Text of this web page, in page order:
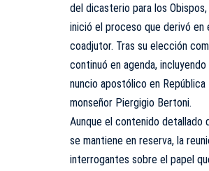
del dicasterio para los
inició el proceso que derivó en
coadjutor. Tras su elección
continuó en agenda,
nuncio apostólico en República
monseñor Piergigio Bertoni.
Aunque el contenido detallado
se mantiene en reserva, la
interrogantes sobre el papel